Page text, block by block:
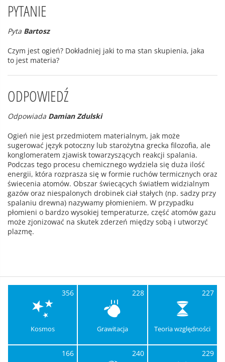
PYTANIE
Pyta Bartosz
Czym jest ogień? Dokładniej jaki to ma stan skupienia, jaka
to jest materia?
ODPOWIEDŹ
Odpowiada Damian Zdulski
Ogień nie jest przedmiotem materialnym, jak może
sugerować język potoczny lub starożytna grecka filozofia, ale
konglomeratem zjawisk towarzyszących reakcji spalania.
Podczas tego procesu chemicznego wydziela się duża ilość
energii, która rozprasza się w formie ruchów termicznych oraz
świecenia atomów. Obszar świecących światłem widzialnym
gazów oraz niespalonych drobinek ciał stałych (np. sadzy przy
spalaniu drewna) nazywamy płomieniem. W przypadku
płomieni o bardzo wysokiej temperaturze, część atomów gazu
może zjonizować na skutek zderzeń między sobą i utworzyć
plazmę.
356
Kosmos
228
Grawitacja
227
Teoria względności
166 240 229